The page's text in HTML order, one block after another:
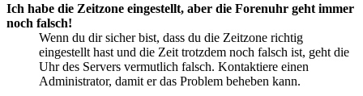
Ich habe die Zeitzone eingestellt, aber die Forenuhr geht immer
noch falsch!
Wenn du dir sicher bist, dass du die Zeitzone richtig
eingestellt hast und die Zeit trotzdem noch falsch ist, geht die
Uhr des Servers vermutlich falsch. Kontaktiere einen
Administrator, damit er das Problem beheben kann.